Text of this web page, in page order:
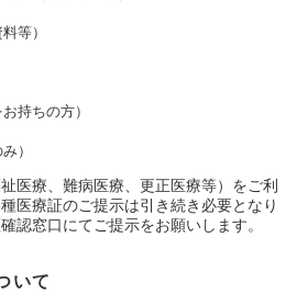
等）
持ちの方）
）
医療、難病医療、更正医療等）をご利
医療証のご提示は引き続き必要となり
認窓口にてご提示をお願いします。
いて